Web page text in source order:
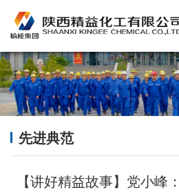
先进典范
【讲好精益故事】党小峰